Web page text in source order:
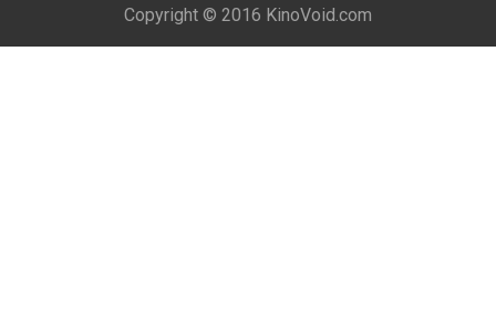
Copyright © 2016 KinoVoid.com